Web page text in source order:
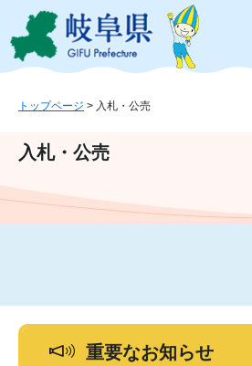
ジ
ュ
文
このページの本文へ
トップページ > 入札・公売
入札・公売
重要なお知らせ